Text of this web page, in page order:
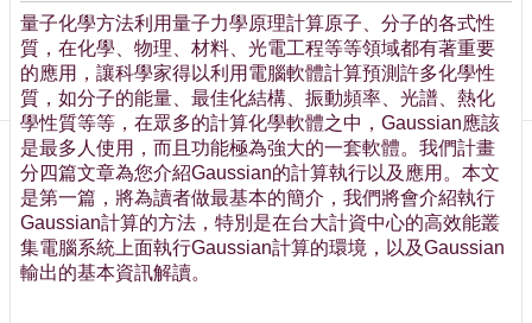
首
頁
聯
絡
資
訊
訂
閱/
取
消
網
量子化學方法利用量子力學原理計算原子、分子的各式性
質，在化學、物理、材料、光電工程等等領域都有著重要
的應用，讓科學家得以利用電腦軟體計算預測許多化學性
質，如分子的能量、最佳化結構、振動頻率、光譜、熱化
學性質等等，在眾多的計算化學軟體之中，Gaussian應該
是最多人使用，而且功能極為強大的一套軟體。我們計畫
分四篇文章為您介紹Gaussian的計算執行以及應用。本文
是第一篇，將為讀者做最基本的簡介，我們將會介紹執行
Gaussian計算的方法，特別是在台大計資中心的高效能叢
集電腦系統上面執行Gaussian計算的環境，以及Gaussian
輸出的基本資訊解讀。